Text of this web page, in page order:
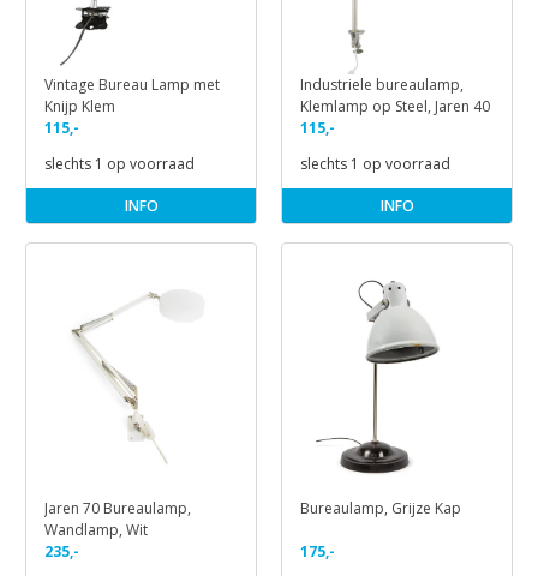
Vintage Bureau Lamp met
Knijp Klem
115,-
slechts 1 op voorraad
INFO
Industriele bureaulamp,
Klemlamp op Steel, Jaren 40
115,-
slechts 1 op voorraad
INFO
Jaren 70 Bureaulamp,
Wandlamp, Wit
235,-
Bureaulamp, Grijze Kap
175,-